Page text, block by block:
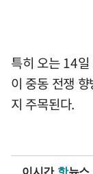
특히 오는 14일
이 중동 전쟁
지 주목된다.
이시간 핫뉴스